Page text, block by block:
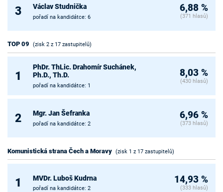
3 Václav Studnička
pořadí na kandidátce: 6
6,88 %
(371 hlasů)
TOP 09 (zisk 2 z 17 zastupitelů)
1
PhDr. ThLic. Drahomír Suchánek,
Ph.D., Th.D.
pořadí na kandidátce: 1
8,03 %
(430 hlasů)
2 Mgr. Jan Šefranka
pořadí na kandidátce: 2
6,96 %
(373 hlasů)
Komunistická strana Čech a Moravy (zisk 1 z 17 zastupitelů)
1 MVDr. Luboš Kudrna
pořadí na kandidátce: 2
14,93 %
(333 hlasů)